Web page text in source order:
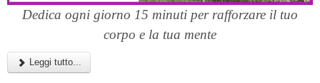
Dedica ogni giorno 15 minuti per rafforzare il tuo
corpo e la tua mente
Leggi tutto...